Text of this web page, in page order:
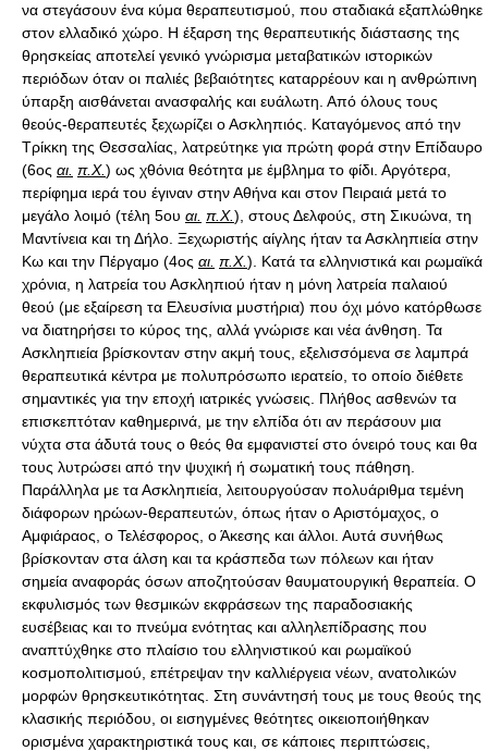
να στεγάσουν ένα κύμα θεραπευτισμού, που σταδιακά εξαπλώθηκε
στον ελλαδικό χώρο. Η έξαρση της θεραπευτικής διάστασης της
θρησκείας αποτελεί γενικό γνώρισμα μεταβατικών ιστορικών
περιόδων όταν οι παλιές βεβαιότητες καταρρέουν και η ανθρώπινη
ύπαρξη αισθάνεται ανασφαλής και ευάλωτη. Από όλους τους
θεούς-θεραπευτές ξεχωρίζει ο Ασκληπιός. Καταγόμενος από την
Τρίκκη της Θεσσαλίας, λατρεύτηκε για πρώτη φορά στην Επίδαυρο
(6ος αι. π.Χ.) ως χθόνια θεότητα με έμβλημα το φίδι. Αργότερα,
περίφημα ιερά του έγιναν στην Αθήνα και στον Πειραιά μετά το
μεγάλο λοιμό (τέλη 5ου αι. π.Χ.), στους Δελφούς, στη Σικυώνα, τη
Μαντίνεια και τη Δήλο. Ξεχωριστής αίγλης ήταν τα Ασκληπιεία στην
Κω και την Πέργαμο (4ος αι. π.Χ.). Κατά τα ελληνιστικά και ρωμαϊκά
χρόνια, η λατρεία του Ασκληπιού ήταν η μόνη λατρεία παλαιού
θεού (με εξαίρεση τα Ελευσίνια μυστήρια) που όχι μόνο κατόρθωσε
να διατηρήσει το κύρος της, αλλά γνώρισε και νέα άνθηση. Τα
Ασκληπιεία βρίσκονταν στην ακμή τους, εξελισσόμενα σε λαμπρά
θεραπευτικά κέντρα με πολυπρόσωπο ιερατείο, το οποίο διέθετε
σημαντικές για την εποχή ιατρικές γνώσεις. Πλήθος ασθενών τα
επισκεπτόταν καθημερινά, με την ελπίδα ότι αν περάσουν μια
νύχτα στα άδυτά τους ο θεός θα εμφανιστεί στο όνειρό τους και θα
τους λυτρώσει από την ψυχική ή σωματική τους πάθηση.
Παράλληλα με τα Ασκληπιεία, λειτουργούσαν πολυάριθμα τεμένη
διάφορων ηρώων-θεραπευτών, όπως ήταν ο Αριστόμαχος, ο
Αμφιάραος, ο Τελέσφορος, ο Άκεσης και άλλοι. Αυτά συνήθως
βρίσκονταν στα άλση και τα κράσπεδα των πόλεων και ήταν
σημεία αναφοράς όσων αποζητούσαν θαυματουργική θεραπεία. Ο
εκφυλισμός των θεσμικών εκφράσεων της παραδοσιακής
ευσέβειας και το πνεύμα ενότητας και αλληλεπίδρασης που
αναπτύχθηκε στο πλαίσιο του ελληνιστικού και ρωμαϊκού
κοσμοπολιτισμού, επέτρεψαν την καλλιέργεια νέων, ανατολικών
μορφών θρησκευτικότητας. Στη συνάντησή τους με τους θεούς της
κλασικής περιόδου, οι εισηγμένες θεότητες οικειοποιήθηκαν
ορισμένα χαρακτηριστικά τους και, σε κάποιες περιπτώσεις,